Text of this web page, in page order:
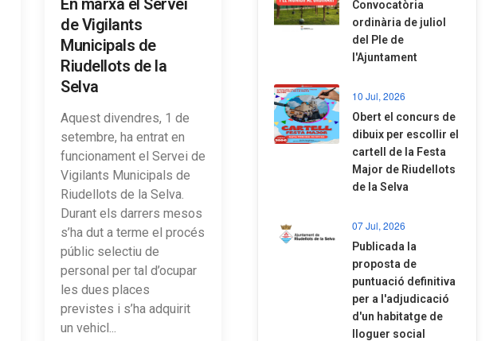
En marxa el Servei
de Vigilants
Municipals de
Riudellots de la
Selva
Aquest divendres, 1 de
setembre, ha entrat en
funcionament el Servei de
Vigilants Municipals de
Riudellots de la Selva.
Durant els darrers mesos
s’ha dut a terme el procés
públic selectiu de
personal per tal d’ocupar
les dues places
previstes i s’ha adquirit
un vehicl...
Convocatòria
ordinària de juliol
del Ple de
l'Ajuntament
10 Jul, 2026
​Obert el concurs de
dibuix per escollir el
cartell de la Festa
Major de Riudellots
de la Selva
07 Jul, 2026
​Publicada la
proposta de
puntuació definitiva
per a l'adjudicació
d'un habitatge de
lloguer social